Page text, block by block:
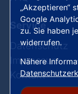
Service
Datenschutz
Impressum
Kontakt
„Akzeptieren“
Google
zu. Sie haben
widerrufen.
Nähere